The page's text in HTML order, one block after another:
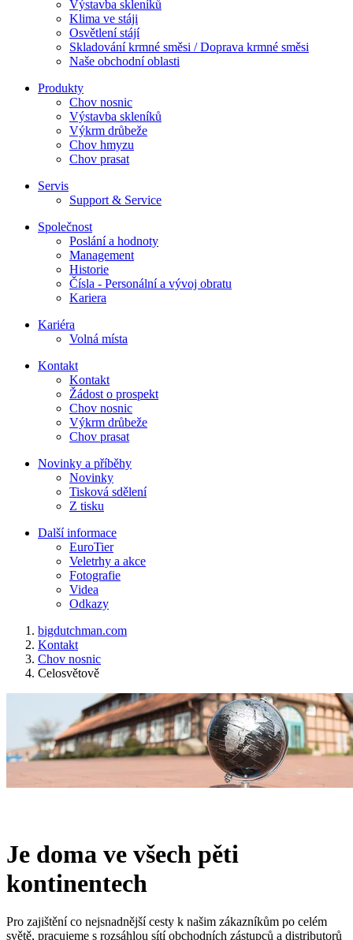
Výstavba skleníků
Klima ve stáji
Osvětlení stájí
Skladování krmné směsi / Doprava krmné směsi
Naše obchodní oblasti
Produkty
Chov nosnic
Výstavba skleníků
Výkrm drůbeže
Chov hmyzu
Chov prasat
Servis
Support & Service
Společnost
Poslání a hodnoty
Management
Historie
Čísla - Personální a vývoj obratu
Kariera
Kariéra
Volná místa
Kontakt
Kontakt
Žádost o prospekt
Chov nosnic
Výkrm drůbeže
Chov prasat
Novinky a příběhy
Novinky
Tisková sdělení
Z tisku
Další informace
EuroTier
Veletrhy a akce
Fotografie
Videa
Odkazy
bigdutchman.com
Kontakt
Chov nosnic
Celosvětově
Je doma ve všech pěti
kontinentech
Pro zajištění co nejsnadnější cesty k našim zákazníkům po celém
světě, pracujeme s rozsáhlou sítí obchodních zástupců a distributorů